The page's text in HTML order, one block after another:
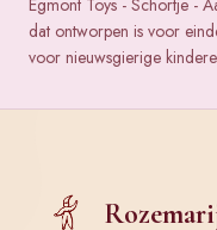
Egmont Toys - Schortje -
dat ontworpen is voor
voor nieuwsgierige